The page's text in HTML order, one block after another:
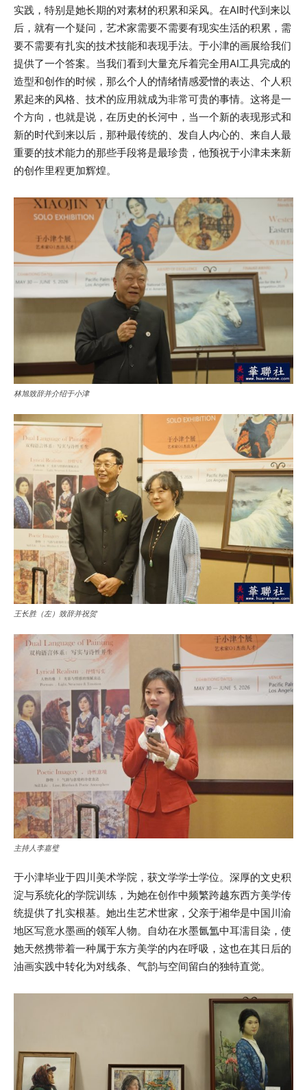
实践，特别是她长期的对素材的积累和采风。在AI时代到来以
后，就有一个疑问，艺术家需要不需要有现实生活的积累，需
要不需要有扎实的技术技能和表现手法。于小津的画展给我们
提供了一个答案。当我们看到大量充斥着完全用AI工具完成的
造型和创作的时候，那么个人的情绪情感爱憎的表达、个人积
累起来的风格、技术的应用就成为非常可贵的事情。这将是一
个方向，也就是说，在历史的长河中，当一个新的表现形式和
新的时代到来以后，那种最传统的、发自人内心的、来自人最
重要的技术能力的那些手段将是最珍贵，他预祝于小津未来新
的创作里程更加辉煌。
林旭致辞并介绍于小津
王长胜（左）致辞并祝贺
主持人李嘉璧
于小津毕业于四川美术学院，获文学学士学位。深厚的文史积
淀与系统化的学院训练，为她在创作中频繁跨越东西方美学传
统提供了扎实根基。她出生艺术世家，父亲于湘华是中国川渝
地区写意水墨画的领军人物。自幼在水墨氤氲中耳濡目染，使
她天然携带着一种属于东方美学的内在呼吸，这也在其日后的
油画实践中转化为对线条、气韵与空间留白的独特直觉。